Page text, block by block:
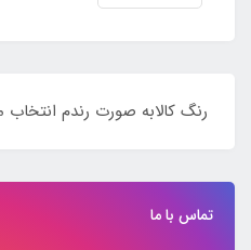
رنگ کالابه صورت رندم
تماس با ما